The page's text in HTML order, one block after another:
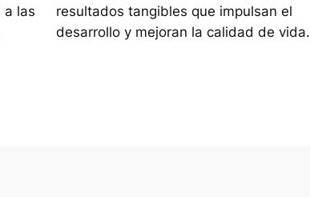
a las
resultados tangibles que impulsan el
desarrollo y mejoran la calidad de vida.